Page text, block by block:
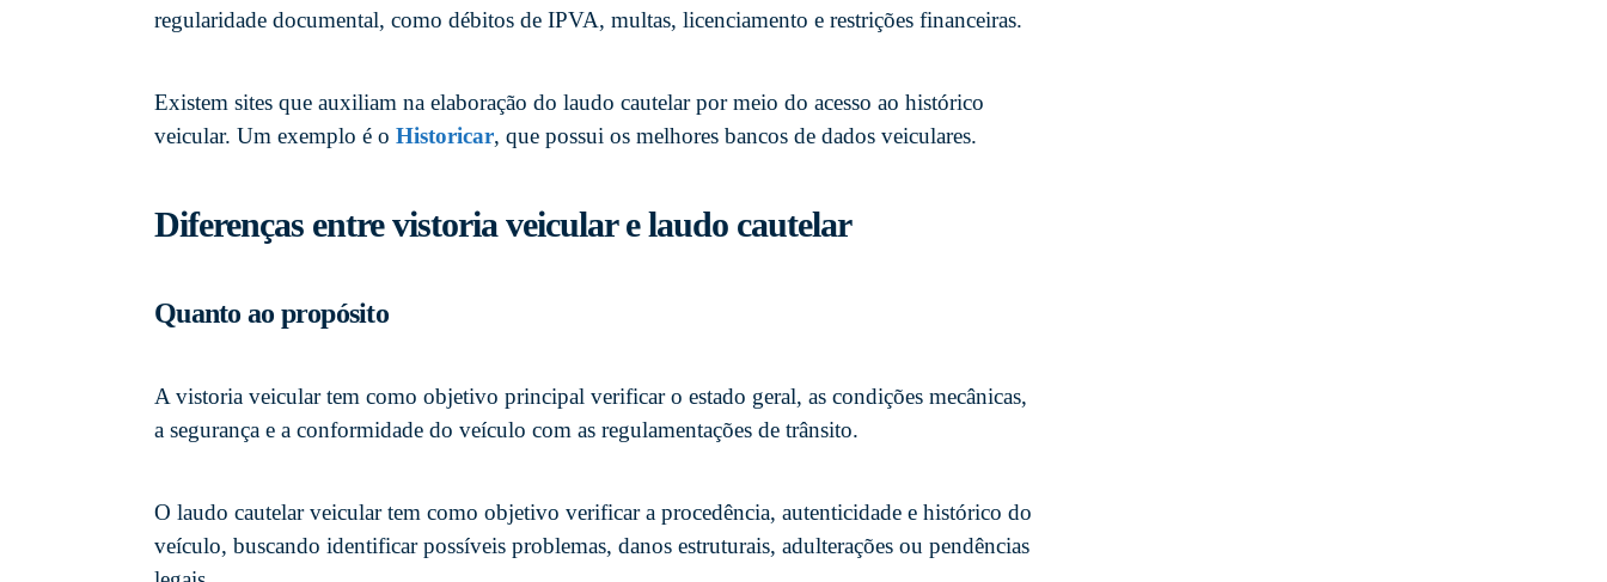
regularidade documental, como débitos de IPVA, multas, licenciamento e restrições financeiras.
Existem sites que auxiliam na elaboração do laudo cautelar por meio do acesso ao histórico
veicular. Um exemplo é o Historicar, que possui os melhores bancos de dados veiculares.
Diferenças entre vistoria veicular e laudo cautelar
Quanto ao propósito
A vistoria veicular tem como objetivo principal verificar o estado geral, as condições mecânicas,
a segurança e a conformidade do veículo com as regulamentações de trânsito.
O laudo cautelar veicular tem como objetivo verificar a procedência, autenticidade e histórico do
veículo, buscando identificar possíveis problemas, danos estruturais, adulterações ou pendências